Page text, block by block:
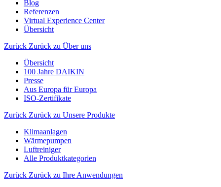
Blog
Referenzen
Virtual Experience Center
Übersicht
Zurück Zurück zu Über uns
Übersicht
100 Jahre DAIKIN
Presse
Aus Europa für Europa
ISO-Zertifikate
Zurück Zurück zu Unsere Produkte
Klimaanlagen
Wärmepumpen
Luftreiniger
Alle Produktkategorien
Zurück Zurück zu Ihre Anwendungen